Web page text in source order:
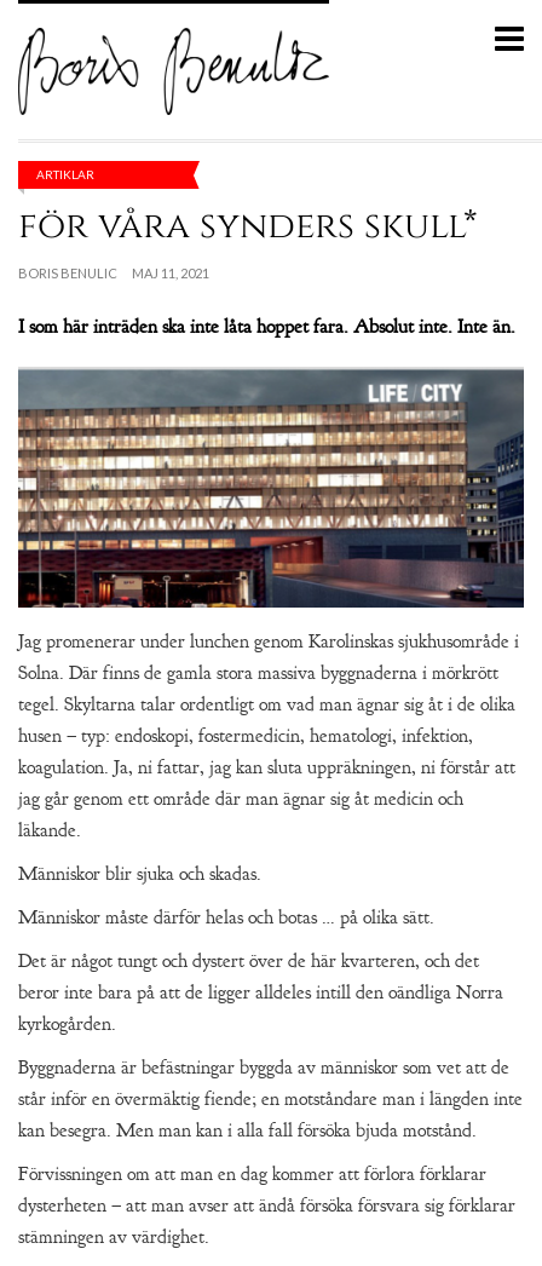
ARTIKLAR
för våra synders skull*
BORIS BENULIC MAJ 11, 2021
I som här inträden ska inte låta hoppet fara. Absolut inte. Inte än.
Jag promenerar under lunchen genom Karolinskas sjukhusområde i
Solna. Där finns de gamla stora massiva byggnaderna i mörkrött
tegel. Skyltarna talar ordentligt om vad man ägnar sig åt i de olika
husen – typ: endoskopi, fostermedicin, hematologi, infektion,
koagulation. Ja, ni fattar, jag kan sluta uppräkningen, ni förstår att
jag går genom ett område där man ägnar sig åt medicin och
läkande.
Människor blir sjuka och skadas.
Människor måste därför helas och botas … på olika sätt.
Det är något tungt och dystert över de här kvarteren, och det
beror inte bara på att de ligger alldeles intill den oändliga Norra
kyrkogården.
Byggnaderna är befästningar byggda av människor som vet att de
står inför en övermäktig fiende; en motståndare man i längden inte
kan besegra. Men man kan i alla fall försöka bjuda motstånd.
Förvissningen om att man en dag kommer att förlora förklarar
dysterheten – att man avser att ändå försöka försvara sig förklarar
stämningen av värdighet.